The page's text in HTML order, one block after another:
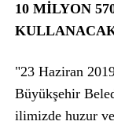
10 MİLYON
"23 Haziran
Büyükşehir
ilimizde huzur